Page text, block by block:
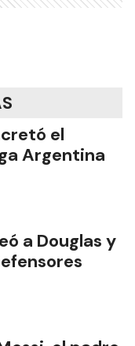
el
Argentina
a Douglas y